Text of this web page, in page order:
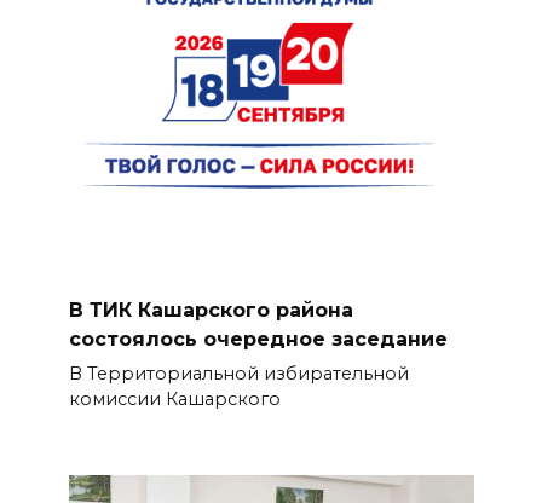
В ТИК Кашарского района
состоялось очередное заседание
В Территориальной избирательной
комиссии Кашарского